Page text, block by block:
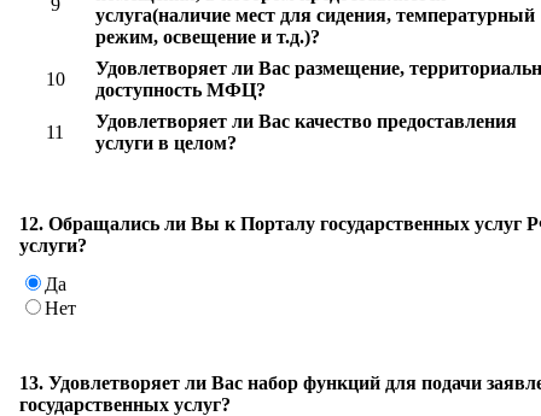
услуга(наличие мест для сидения, температурный
режим, освещение и т.д.)?
10
Удовлетворяет ли Вас размещение,
доступность МФЦ?
11
Удовлетворяет ли Вас качество предоставления
услуги в целом?
12. Обращались ли Вы к Порталу государственных услуг
услуги?
Да
Нет
13. Удовлетворяет ли Вас набор функций для подачи
государственных услуг?